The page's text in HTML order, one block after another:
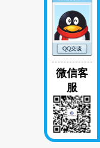
微信客
服